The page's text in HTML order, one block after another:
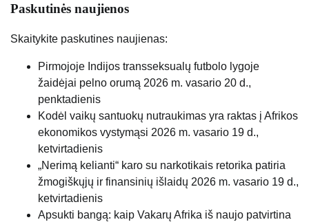
Paskutinės naujienos
Skaitykite paskutines naujienas:
Pirmojoje Indijos transseksualų futbolo lygoje
žaidėjai pelno orumą 2026 m. vasario 20 d.,
penktadienis
Kodėl vaikų santuokų nutraukimas yra raktas į Afrikos
ekonomikos vystymąsi 2026 m. vasario 19 d.,
ketvirtadienis
„Nerimą kelianti“ karo su narkotikais retorika patiria
žmogiškųjų ir finansinių išlaidų 2026 m. vasario 19 d.,
ketvirtadienis
Apsukti bangą: kaip Vakarų Afrika iš naujo patvirtina